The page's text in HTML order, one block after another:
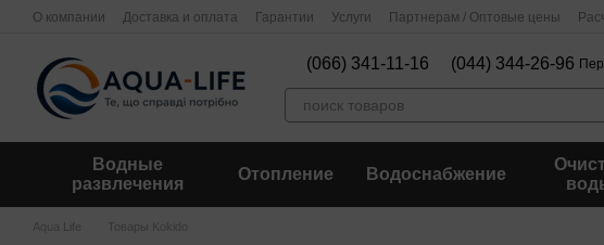
Перейти к основному контенту
О компании Доставка и оплата Гарантии Услуги Партнерам / Оптовые цены
(066) 341-11-16 (044) 344-26-96
Водные
развлечения
Отопление Водоснабжение
Aqua Life Товары Kokido